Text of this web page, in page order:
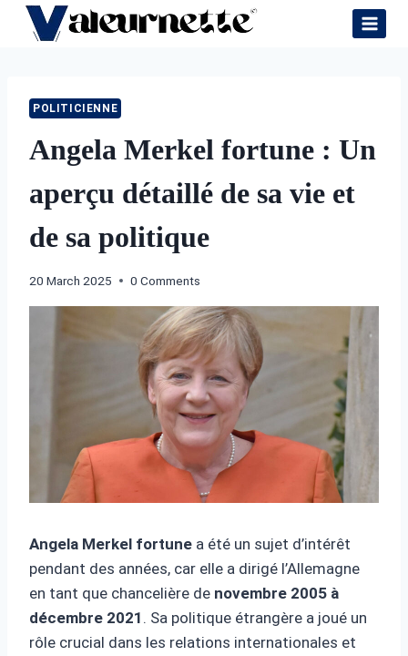
Skip
POLITICIENNE
Angela Merkel fortune : Un
aperçu détaillé de sa vie et
de sa politique
20 March 2025 0 Comments
Angela Merkel fortune a été un sujet d’intérêt
pendant des années, car elle a dirigé l’Allemagne
en tant que chancelière de novembre 2005 à
décembre 2021 . Sa politique étrangère a joué un
rôle crucial dans les relations internationales et